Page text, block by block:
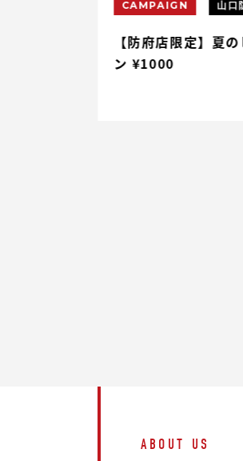
CAMPAIGN 山口
【防府店限定】夏
ン ¥1000
ABOUT US